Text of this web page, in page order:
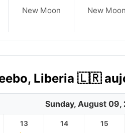
New Moon New Moon
Liberia 🇱🇷
Sunday, August 09,
13 14 15